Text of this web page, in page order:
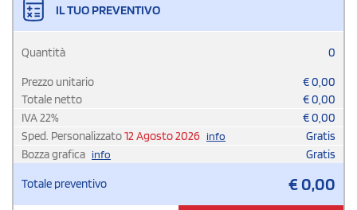
IL TUO PREVENTIVO
Quantità 0
Prezzo unitario €0,00
Totale netto
€0,00
IVA22% €0,00
Sped. Personalizzato12 Agosto 2026 info
Gratis
Bozza grafica info Gratis
Totale preventivo €0,00